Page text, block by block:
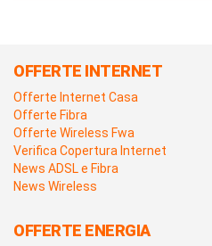
OFFERTE INTERNET
Offerte Internet Casa
Offerte Fibra
Offerte Wireless Fwa
Verifica Copertura Internet
News ADSL e Fibra
News Wireless
OFFERTE ENERGIA